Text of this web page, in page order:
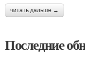
читать дальше →
Последние